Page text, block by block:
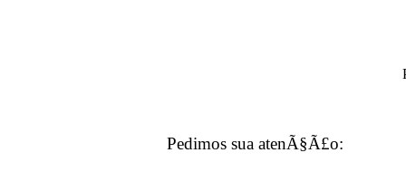
Pedimos sua atenÃ§Ã£o: